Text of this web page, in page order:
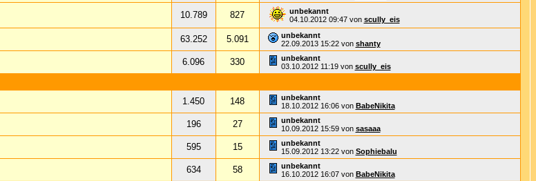
10.789 827
unbekannt
04.10.2012 09:47von scully_eis
63.252 5.091
unbekannt
22.09.2013 15:22von shanty
6.096 330
unbekannt
03.10.2012 11:19von scully_eis
1.450 148
unbekannt
18.10.2012 16:06von BabeNikita
196 27
unbekannt
10.09.2012 15:59von sasaaa
595 15
unbekannt
15.09.2012 13:22von Sophiebalu
634 58
unbekannt
16.10.2012 16:07von BabeNikita